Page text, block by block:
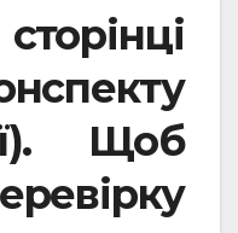
Щоб